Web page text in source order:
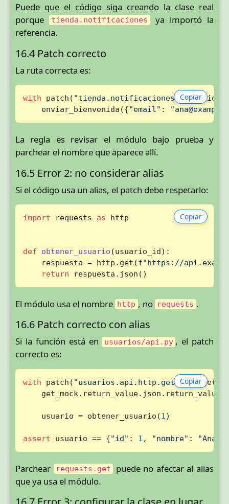
Puede que el código siga creando la clase real
porque tienda.notificaciones ya importó la
referencia.
16.4 Patch correcto
La ruta correcta es:
Copiar
with patch(
    enviar_bienvenida({
"email" :
La regla es revisar el módulo bajo prueba y
parchear el nombre que aparece allí.
16.5 Error 2: no considerar alias
Si el código usa un alias, el patch debe respetarlo:
Copiar
import requests as http
def obtener_usuario (usuario_id):
    respuesta = http.get(
f"https://
return respuesta.json()
El módulo usa el nombre http , no requests .
16.6 Patch correcto con alias
Si la función está en usuarios/api.py , el patch
correcto es:
Copiar
with patch( "usuarios.api.http.get" ) as
get_mock.return_value.json.return_value
    usuario = obtener_usuario(
1 )
assert usuario == {"id" : 1 , "nombre" : "Ana"
Parchear requests.get
puede no afectar al alias
que ya usa el módulo.